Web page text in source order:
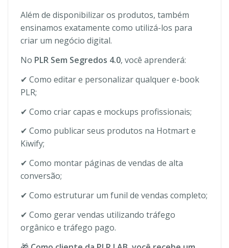
Além de disponibilizar os produtos, também
ensinamos exatamente como utilizá-los para
criar um negócio digital.
No PLR Sem Segredos 4.0, você aprenderá:
✔ Como editar e personalizar qualquer e-book
PLR;
✔ Como criar capas e mockups profissionais;
✔ Como publicar seus produtos na Hotmart e
Kiwify;
✔ Como montar páginas de vendas de alta
conversão;
✔ Como estruturar um funil de vendas completo;
✔ Como gerar vendas utilizando tráfego
orgânico e tráfego pago.